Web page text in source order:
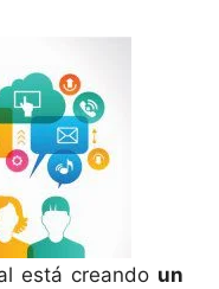
está creando un